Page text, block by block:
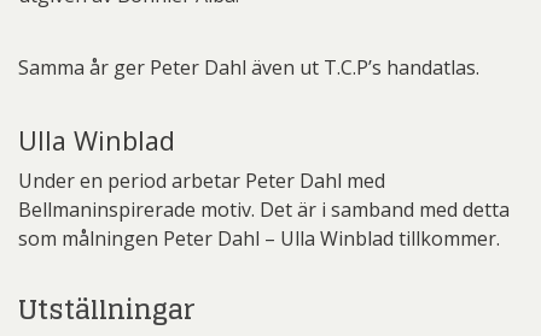
Samma år ger Peter Dahl även ut T.C.P’s handatlas.
Ulla Winblad
Under en period arbetar Peter Dahl med
Bellmaninspirerade motiv. Det är i samband med detta
som målningen Peter Dahl – Ulla Winblad tillkommer.
Utställningar